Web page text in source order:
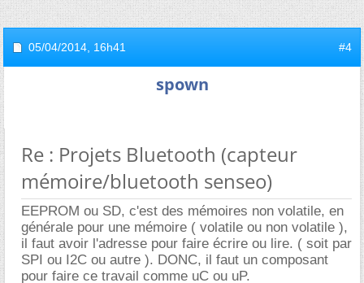
05/04/2014, 16h41 #4
spown
Re : Projets Bluetooth (capteur
mémoire/bluetooth senseo)
EEPROM ou SD, c'est des mémoires non volatile, en
générale pour une mémoire ( volatile ou non volatile ),
il faut avoir l'adresse pour faire écrire ou lire. ( soit par
SPI ou I2C ou autre ). DONC, il faut un composant
pour faire ce travail comme uC ou uP.